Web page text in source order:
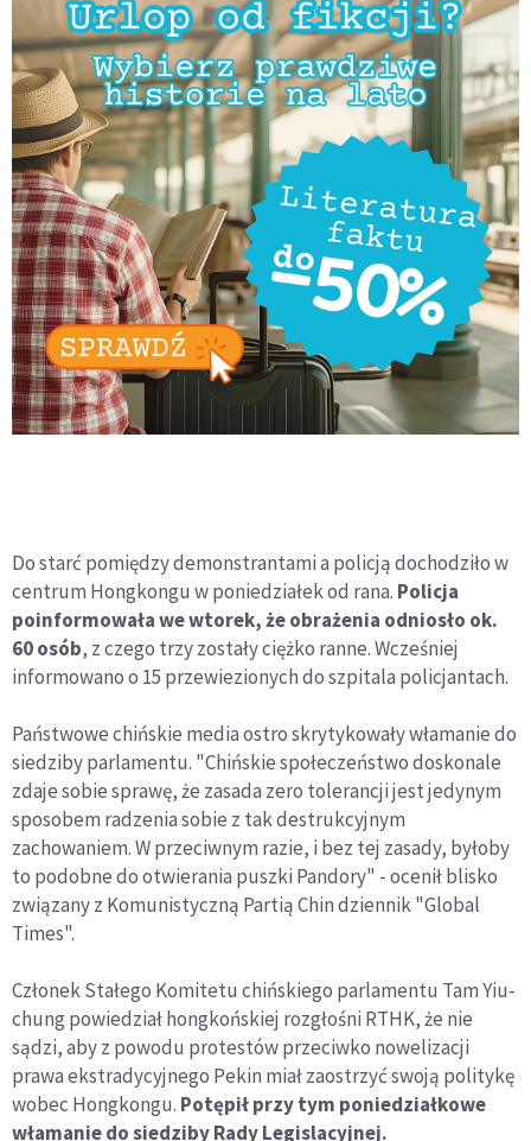
Do starć pomiędzy demonstrantami a policją dochodziło w
centrum Hongkongu w poniedziałek od rana. Policja
poinformowała we wtorek, że obrażenia odniosło ok.
60 osób, z czego trzy zostały ciężko ranne. Wcześniej
informowano o 15 przewiezionych do szpitala policjantach.
Państwowe chińskie media ostro skrytykowały włamanie do
siedziby parlamentu. "Chińskie społeczeństwo doskonale
zdaje sobie sprawę, że zasada zero tolerancji jest jedynym
sposobem radzenia sobie z tak destrukcyjnym
zachowaniem. W przeciwnym razie, i bez tej zasady, byłoby
to podobne do otwierania puszki Pandory" - ocenił blisko
związany z Komunistyczną Partią Chin dziennik "Global
Times".
Członek Stałego Komitetu chińskiego parlamentu Tam Yiu-
chung powiedział hongkońskiej rozgłośni RTHK, że nie
sądzi, aby z powodu protestów przeciwko nowelizacji
prawa ekstradycyjnego Pekin miał zaostrzyć swoją politykę
wobec Hongkongu. Potępił przy tym poniedziałkowe
włamanie do siedziby Rady Legislacyjnej.